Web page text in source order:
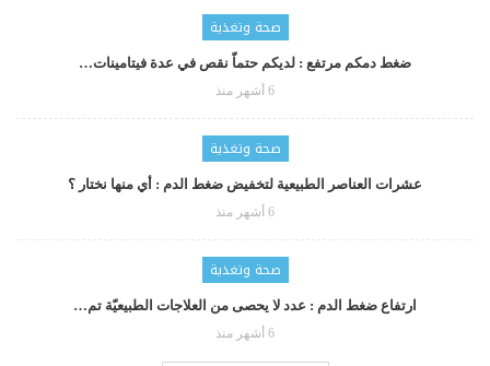
صحة وتغذية
ضغط دمكم مرتفع : لديكم حتماّ نقص في عدة فيتامينات…
6 أشهر منذ
صحة وتغذية
عشرات العناصر الطبيعية لتخفيض ضغط الدم : أي منها نختار ؟
6 أشهر منذ
صحة وتغذية
ارتفاع ضغط الدم : عدد لا يحصى من العلاجات الطبيعيّة تم…
6 أشهر منذ